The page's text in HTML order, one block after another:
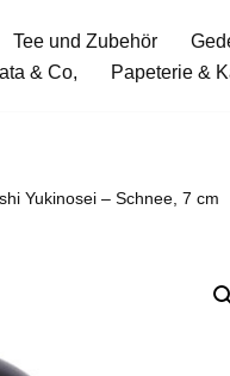
Tee und Zubehör
& Co,
Papeterie &
Yukinosei – Schnee, 7 cm